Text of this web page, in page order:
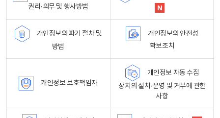
권리·의무 및 행사방법
개인정보의 파기 절차 및
방법
개인정보의 안전성
확보조치
개인정보 보호책임자
개인정보 자동 수집
장치의 설치·운영 및 거부에 관한
사항